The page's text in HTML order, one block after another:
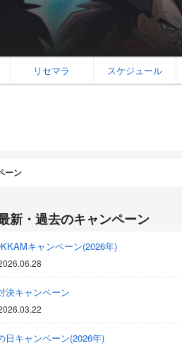
リセマラ スケジュール
ーン
新・過去のキャンペーン
キャンペーン(2026年)
決キャンペーン
日キャンペーン(2026年)